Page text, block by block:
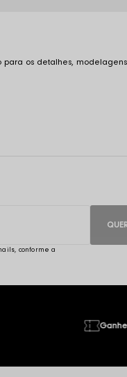
os detalhes,
conforme a